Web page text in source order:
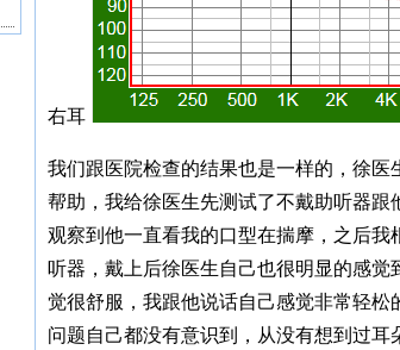
右耳
我们跟医院检查的结果也是一样的，徐
帮助，我给徐医生先测试了不戴助听器
观察到他一直看我的口型在揣摩，之后
听器，戴上后徐医生自己也很明显的感
觉很舒服，我跟他说话自己感觉非常轻
问题自己都没有意识到，从没有想到过